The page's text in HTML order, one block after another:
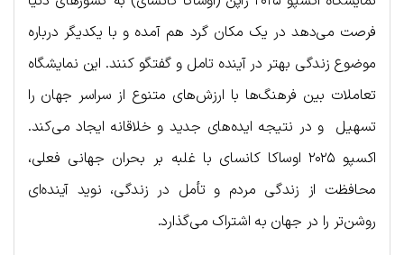
فرصت می‌دهد در یک مکان گرد هم آمده و با یکدیگر درباره
موضوع زندگی بهتر در آینده تامل و گفتگو کنند. این نمایشگاه
تعاملات بین فرهنگ‌ها با ارزش‌های متنوع از سراسر جهان را
تسهیل و در نتیجه ایده‌های جدید و خلاقانه ایجاد می‌کند.
اکسپو ۲۰۲۵ اوساکا کانسای با غلبه بر بحران جهانی فعلی،
محافظت از زندگی مردم و تأمل در زندگی، نوید آینده‌ای
روشن‌تر را در جهان به اشتراک می‌گذارد.